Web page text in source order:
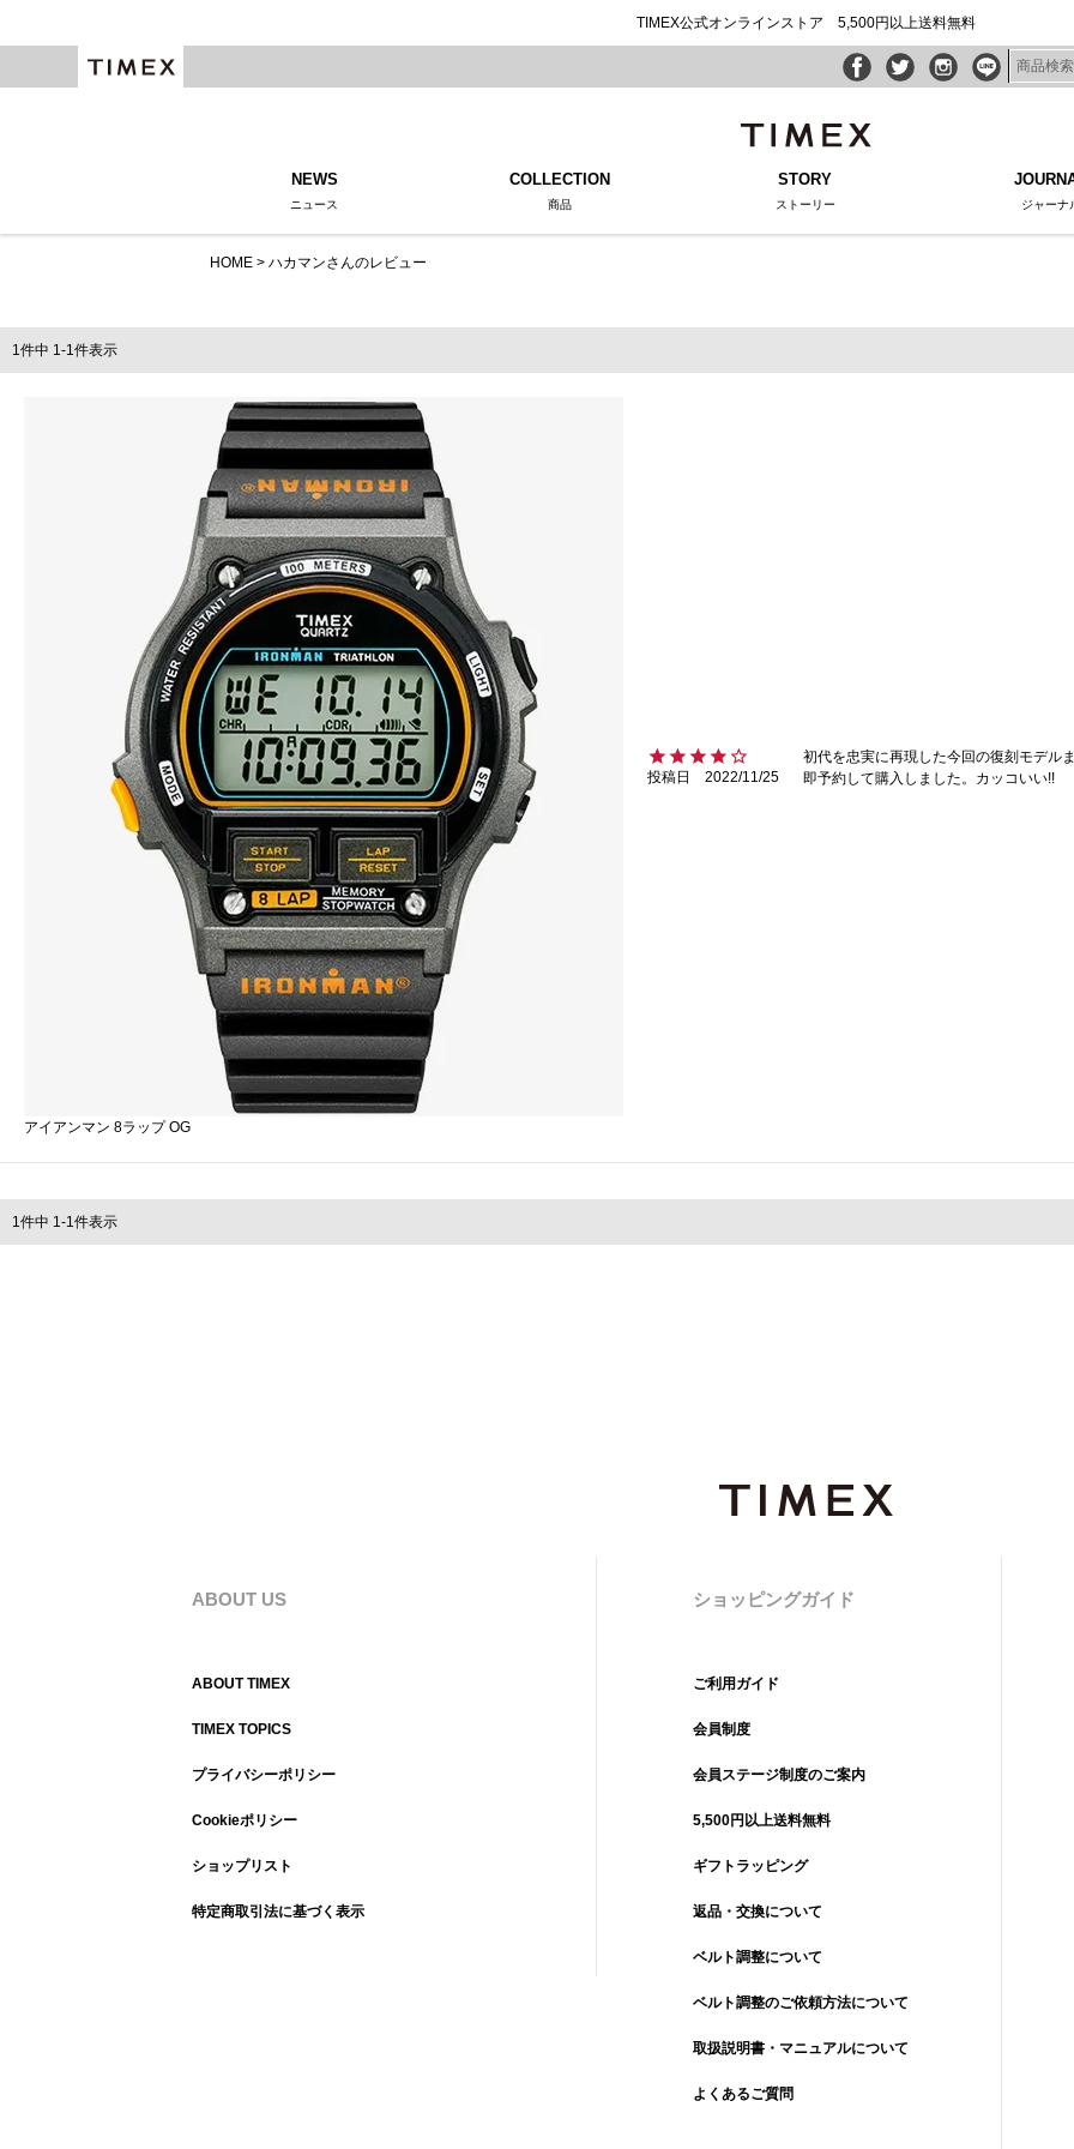
TIMEX公式オンラインストア 5,500円以上送料無料
NEWS
ニュース
COLLECTION
商品
STORY
ストーリー ジャーナ
HOME ハカマンさんのレビュー
1件中 1-1件表示
アイアンマン 8ラップ OG
投稿日 2022/11/25
初代を忠実に再現した今回の復刻モデル
即予約して購入しました。カッコいい!!
1件中 1-1件表示
ABOUT US
ABOUT TIMEX
TIMEX TOPICS
プライバシーポリシー
Cookieポリシー
ショップリスト
特定商取引法に基づく表示
ショッピングガイド
ご利用ガイド
会員制度
会員ステージ制度のご案内
5,500円以上送料無料
ギフトラッピング
返品・交換について
ベルト調整について
ベルト調整のご依頼方法について
取扱説明書・マニュアルについて
よくあるご質問